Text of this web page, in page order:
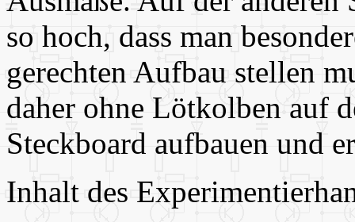
so hoch, dass man
gerechten Aufbau stellen
daher ohne Lötkolben auf
Steckboard aufbauen und
Inhalt des